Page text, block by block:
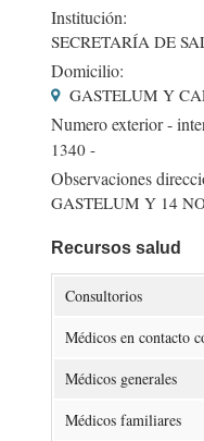
Institución:
SECRETARÍA DE
Domicilio:
GASTELUM Y
Numero exterior -
1340 -
Observaciones
GASTELUM Y 14
Recursos salud
Consultorios
Médicos en contacto
Médicos generales
Médicos familiares